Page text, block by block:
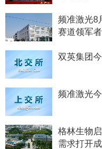
频准激光8
赛道领军者
双英集团
频准激光
格林生物
需求打开